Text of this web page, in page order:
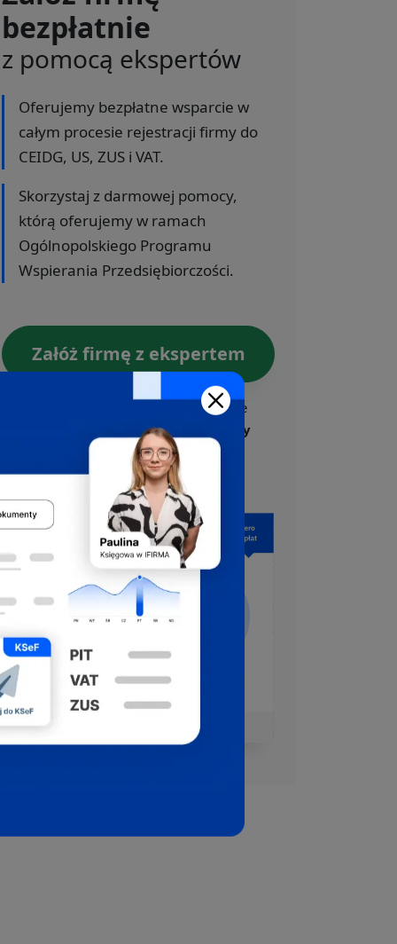
bezpłatnie
z pomocą ekspertów
Oferujemy bezpłatne wsparcie w
całym procesie rejestracji firmy do
CEIDG, US, ZUS i VAT.
Skorzystaj z darmowej pomocy,
którą oferujemy w ramach
Ogólnopolskiego Programu
Wspierania Przedsiębiorczości.
Załóż firmę z ekspertem
Nasi eksperci odpowiedzą na Twoje
Pomoc w rejestracji firmy
jest bezpłatna.